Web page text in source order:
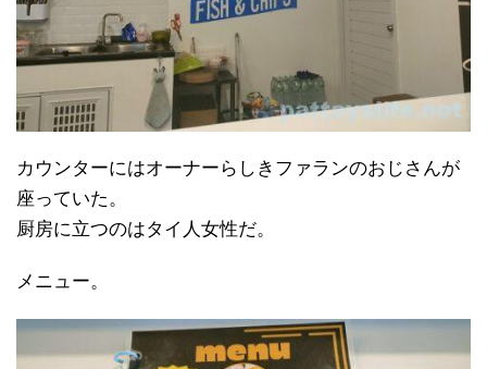
カウンターにはオーナーらしきファランのおじさんが
座っていた。
厨房に立つのはタイ人女性だ。
メニュー。